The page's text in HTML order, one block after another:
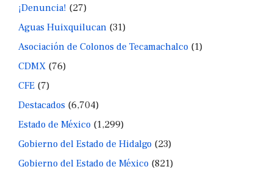
¡Denuncia! (27)
Aguas Huixquilucan (31)
Asociación de Colonos de Tecamachalco (1)
CDMX (76)
CFE (7)
Destacados (6,704)
Estado de México (1,299)
Gobierno del Estado de Hidalgo (23)
Gobierno del Estado de México (821)